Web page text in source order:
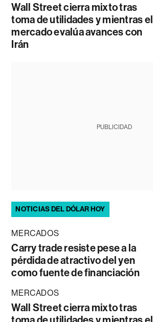
Wall Street cierra mixto tras
toma de utilidades y mientras el
mercado evalúa avances con
Irán
PUBLICIDAD
NOTICIAS DEL DÓLAR HOY
MERCADOS
Carry trade resiste pese a la
pérdida de atractivo del yen
como fuente de financiación
MERCADOS
Wall Street cierra mixto tras